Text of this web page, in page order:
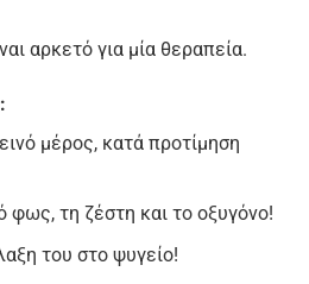
αρκετό για μία θεραπεία.
:
μέρος, κατά προτίμηση
φως, τη ζέστη και το οξυγόνο!
του στο ψυγείο!